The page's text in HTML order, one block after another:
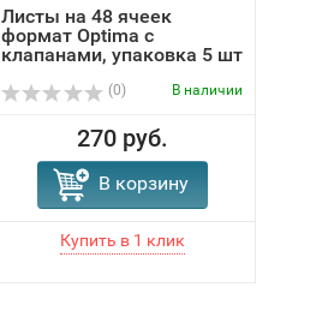
Листы на 48 ячеек
формат Optima с
клапанами, упаковка 5 шт
(0) В наличии
270 руб.
В корзину